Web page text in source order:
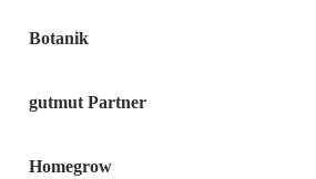
Botanik
gutmut Partner
Homegrow